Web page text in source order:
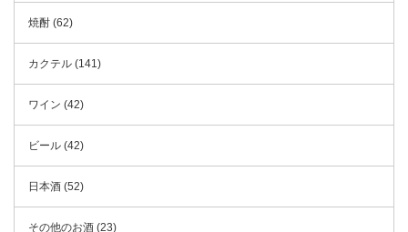
焼酎 (62)
カクテル (141)
ワイン (42)
ビール (42)
日本酒 (52)
その他のお酒 (23)